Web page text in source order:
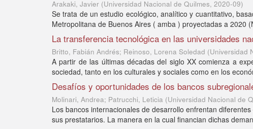
Arakaki, Javier (Universidad Nacional de Quilmes, 2020-09)
Se trata de un estudio ecológico, analítico y cuantitativo,
Metropolitana de Buenos Aires ( amba ) proyectadas a 2020
La transferencia tecnológica en las universidades
Britto, Fabián Andrés; Reinoso, Lorena Soledad (Universidad
A partir de las últimas décadas del siglo XX comienza a
sociedad, tanto en los culturales y sociales como en los
Desafíos y oportunidades de los bancos
Molinari, Andrea; Patrucchi, Leticia (Universidad Nacional de
Los bancos internacionales de desarrollo enfrentan
sus prestatarios. La manera en la cual financian dichas